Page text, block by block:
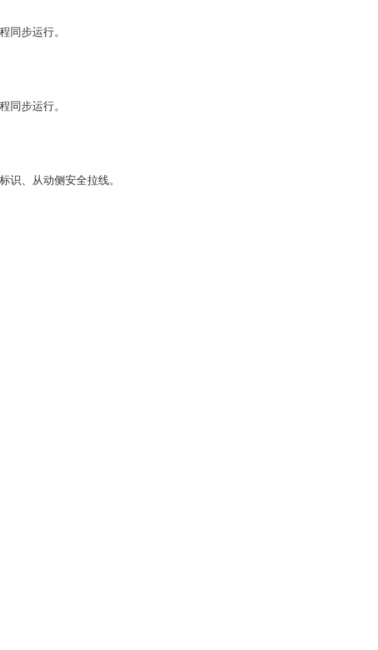
同步运行。
同步运行。
识、从动侧安全拉线。